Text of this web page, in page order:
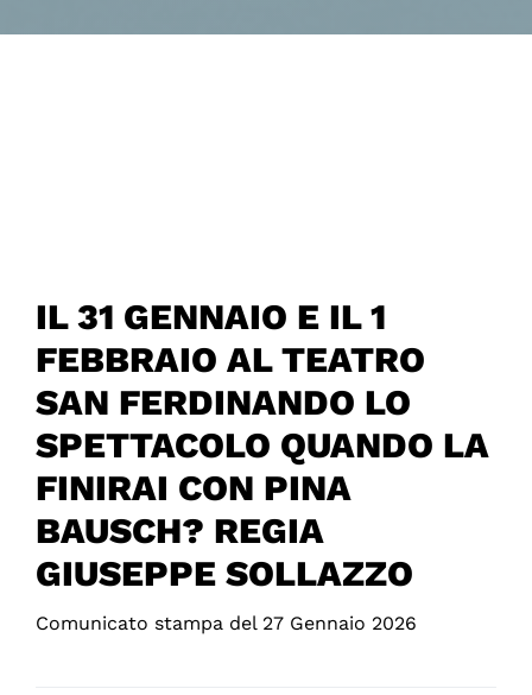
IL 31 GENNAIO E IL 1
FEBBRAIO AL TEATRO
SAN FERDINANDO LO
SPETTACOLO QUANDO LA
FINIRAI CON PINA
BAUSCH? REGIA
GIUSEPPE SOLLAZZO
Comunicato stampa del 27 Gennaio 2026